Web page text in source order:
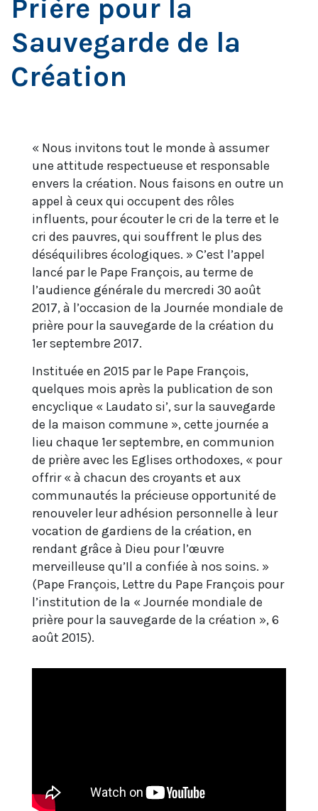
Prière pour la
Sauvegarde de la
Création
« Nous invitons tout le monde à assumer
une attitude respectueuse et responsable
envers la création. Nous faisons en outre un
appel à ceux qui occupent des rôles
influents, pour écouter le cri de la terre et le
cri des pauvres, qui souffrent le plus des
déséquilibres écologiques. » C’est l’appel
lancé par le Pape François, au terme de
l’audience générale du mercredi 30 août
2017, à l’occasion de la Journée mondiale de
prière pour la sauvegarde de la création du
1er septembre 2017.
Instituée en 2015 par le Pape François,
quelques mois après la publication de son
encyclique « Laudato si’, sur la sauvegarde
de la maison commune », cette journée a
lieu chaque 1er septembre, en communion
de prière avec les Eglises orthodoxes, « pour
offrir « à chacun des croyants et aux
communautés la précieuse opportunité de
renouveler leur adhésion personnelle à leur
vocation de gardiens de la création, en
rendant grâce à Dieu pour l’œuvre
merveilleuse qu’Il a confiée à nos soins. »
(Pape François, Lettre du Pape François pour
l’institution de la « Journée mondiale de
prière pour la sauvegarde de la création », 6
août 2015).